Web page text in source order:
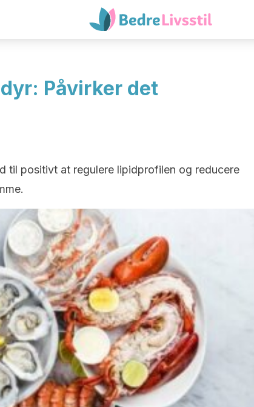
Påvirker det
til positivt at regulere lipidprofilen og reducere